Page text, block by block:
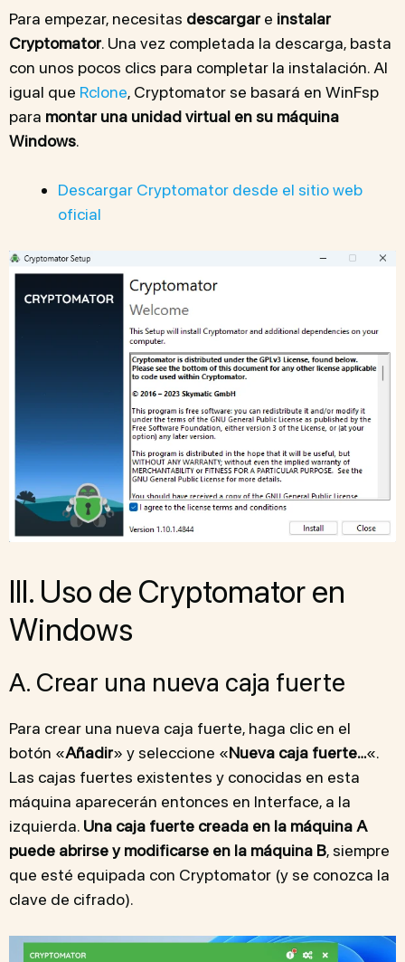
Para empezar, necesitas descargar e instalar
Cryptomator. Una vez completada la descarga, basta
con unos pocos clics para completar la instalación. Al
igual que Rclone, Cryptomator se basará en WinFsp
para montar una unidad virtual en su máquina
Windows.
Descargar Cryptomator desde el sitio web
oficial
III. Uso de Cryptomator en
Windows
A. Crear una nueva caja fuerte
Para crear una nueva caja fuerte, haga clic en el
botón «Añadir» y seleccione «Nueva caja fuerte…«.
Las cajas fuertes existentes y conocidas en esta
máquina aparecerán entonces en Interface, a la
izquierda. Una caja fuerte creada en la máquina A
puede abrirse y modificarse en la máquina B, siempre
que esté equipada con Cryptomator (y se conozca la
clave de cifrado).